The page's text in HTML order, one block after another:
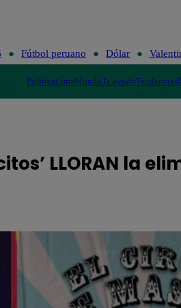
Fútbol peruano Dólar
PolíticaLimaMundoTe ayudoTendencias
LLORAN la